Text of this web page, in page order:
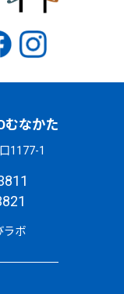
むなかた
1177-1
ラボ